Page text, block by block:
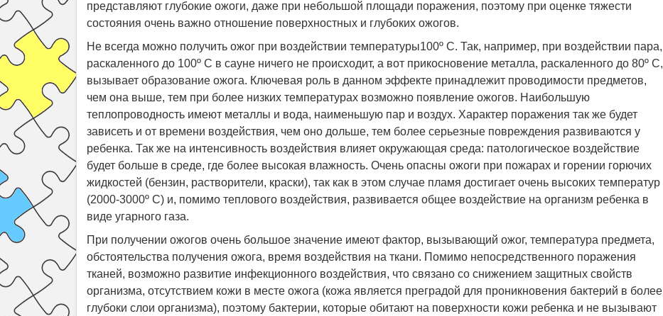
представляют глубокие ожоги, даже при небольшой площади поражения, поэтому при оценке тяжести
состояния очень важно отношение поверхностных и глубоких ожогов.
Не всегда можно получить ожог при воздействии температуры100º С. Так, например, при воздействии пара,
раскаленного до 100º С в сауне ничего не происходит, а вот прикосновение металла, раскаленного до 80º С,
вызывает образование ожога. Ключевая роль в данном эффекте принадлежит проводимости предметов,
чем она выше, тем при более низких температурах возможно появление ожогов. Наибольшую
теплопроводность имеют металлы и вода, наименьшую пар и воздух. Характер поражения так же будет
зависеть и от времени воздействия, чем оно дольше, тем более серьезные повреждения развиваются у
ребенка. Так же на интенсивность воздействия влияет окружающая среда: патологическое воздействие
будет больше в среде, где более высокая влажность. Очень опасны ожоги при пожарах и горении горючих
жидкостей (бензин, растворители, краски), так как в этом случае пламя достигает очень высоких температур
(2000-3000º С) и, помимо теплового воздействия, развивается общее воздействие на организм ребенка в
виде угарного газа.
При получении ожогов очень большое значение имеют фактор, вызывающий ожог, температура предмета,
обстоятельства получения ожога, время воздействия на ткани. Помимо непосредственного поражения
тканей, возможно развитие инфекционного воздействия, что связано со снижением защитных свойств
организма, отсутствием кожи в месте ожога (кожа является преградой для проникновения бактерий в более
глубоки слои организма), поэтому бактерии, которые обитают на поверхности кожи ребенка и не вызывают